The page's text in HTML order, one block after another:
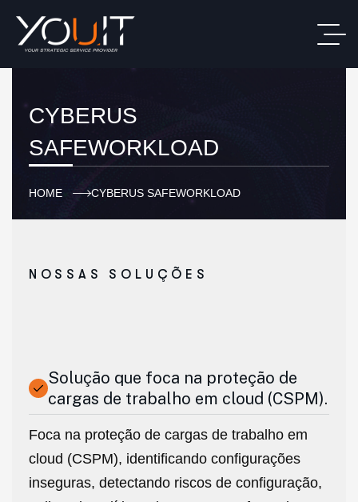
CYBERUS
SAFEWORKLOAD
HOME CYBERUS SAFEWORKLOAD
NOSSAS SOLUÇÕES
Solução que foca na proteção de
cargas de trabalho em cloud (CSPM).
Foca na proteção de cargas de trabalho em
cloud (CSPM), identificando configurações
inseguras, detectando riscos de configuração,